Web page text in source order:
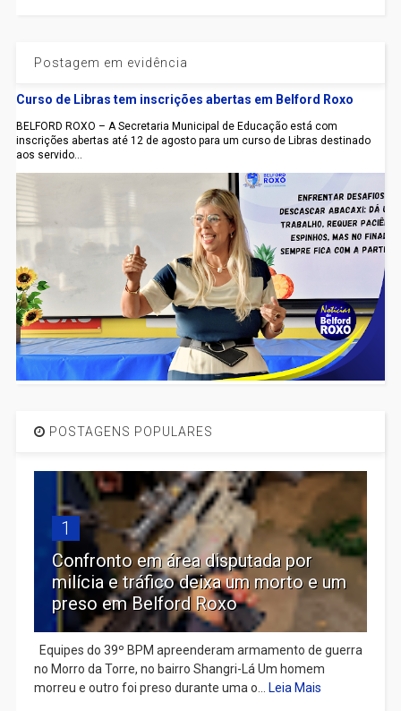
Postagem em evidência
Curso de Libras tem inscrições abertas em Belford Roxo
BELFORD ROXO – A Secretaria Municipal de Educação está com
inscrições abertas até 12 de agosto para um curso de Libras destinado
aos servido...
POSTAGENS POPULARES
1
Confronto em área disputada por
milícia e tráfico deixa um morto e um
preso em Belford Roxo
Equipes do 39º BPM apreenderam armamento de guerra
no Morro da Torre, no bairro Shangri-Lá Um homem
morreu e outro foi preso durante uma o... Leia Mais